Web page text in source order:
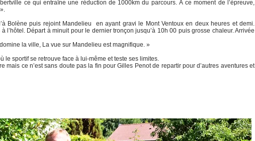
ce qui entraîne une réduction de 1000km du parcours. À ce moment de l’épreuve,
Bolène puis rejoint Mandelieu en ayant gravi le Mont Ventoux en deux heures et demi.
l’hôtel. Départ à minuit pour le dernier tronçon jusqu’à 10h 00 puis grosse chaleur. Arrivée
la ville, La vue sur Mandelieu est magnifique. »
le sportif se retrouve face à lui-même et teste ses limites.
mais ce n’est sans doute pas la fin pour Gilles Penot de repartir pour d’autres aventures et